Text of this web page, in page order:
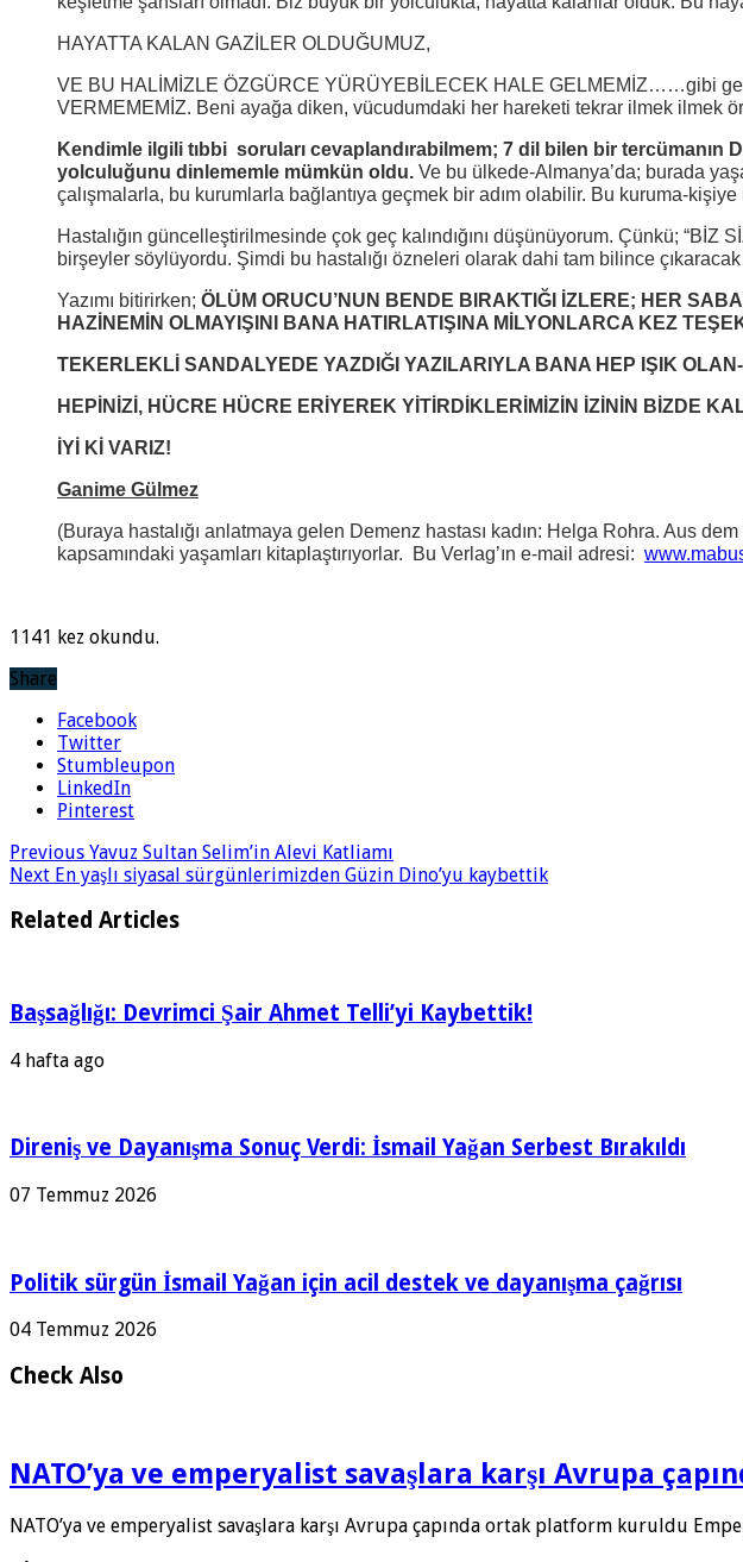
HAYATTA KALAN GAZİLER OLDUĞUMUZ,
VE BU HALİMİZLE ÖZGÜRCE YÜRÜYEBİLECEK HALE GELMEMİZ……gibi
VERMEMEMİZ. Beni ayağa diken, vücudumdaki her hareketi tekrar ilmek ilmek
Kendimle ilgili tıbbi soruları cevaplandırabilmem; 7 dil bilen bir tercümanın
yolculuğunu dinlememle mümkün oldu. Ve bu ülkede-Almanya’da; burada
çalışmalarla, bu kurumlarla bağlantıya geçmek bir adım olabilir. Bu kuruma-kişiye
Hastalığın güncelleştirilmesinde çok geç kalındığını düşünüyorum. Çünkü;
birşeyler söylüyordu. Şimdi bu hastalığı özneleri olarak dahi tam bilince
Yazımı bitirirken; ÖLÜM ORUCU’NUN BENDE BIRAKTIĞI İZLERE; HER
HAZİNEMİN OLMAYIŞINI BANA HATIRLATIŞINA MİLYONLARCA KEZ
TEKERLEKLİ SANDALYEDE YAZDIĞI YAZILARIYLA BANA HEP IŞIK
HEPİNİZİ, HÜCRE HÜCRE ERİYEREK YİTİRDİKLERİMİZİN İZİNİN BİZDE
İYİ Kİ VARIZ!
Ganime Gülmez
(Buraya hastalığı anlatmaya gelen Demenz hastası kadın: Helga Rohra. Aus
kapsamındaki yaşamları kitaplaştırıyorlar. Bu Verlag’ın e-mail adresi:
1141 kez okundu.
Share
Facebook
Twitter
Stumbleupon
LinkedIn
Pinterest
Previous Yavuz Sultan Selim’in Alevi Katliamı
Next En yaşlı siyasal sürgünlerimizden Güzin Dino’yu kaybettik
Related Articles
Başsağlığı: Devrimci Şair Ahmet Telli’yi Kaybettik!
4 hafta ago
Direniş ve Dayanışma Sonuç Verdi: İsmail Yağan Serbest Bırakıldı
07 Temmuz 2026
Politik sürgün İsmail Yağan için acil destek ve dayanışma çağrısı
04 Temmuz 2026
Check Also
NATO’ya ve emperyalist savaşlara karşı Avrupa
NATO’ya ve emperyalist savaşlara karşı Avrupa çapında ortak platform kuruldu